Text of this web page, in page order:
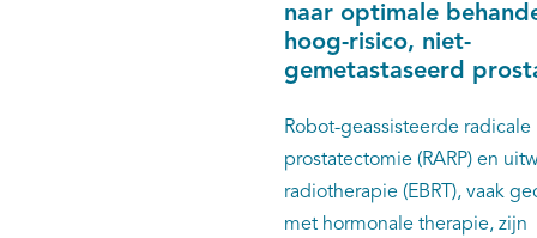
naar optimale
hoog-risico, niet-
gemetastaseerd
Robot-geassisteerde radicale
prostatectomie (RARP) en
radiotherapie (EBRT), vaak
met hormonale therapie, zijn